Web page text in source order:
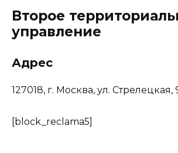
Второе
управление
Адрес
127018, г. Москва, ул. Стрелецкая,
[block_reclama5]